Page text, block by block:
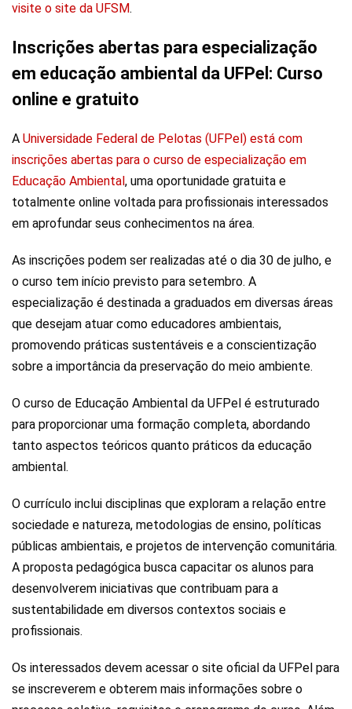
visite o site da UFSM.
Inscrições abertas para especialização
em educação ambiental da UFPel: Curso
online e gratuito
A Universidade Federal de Pelotas (UFPel) está com
inscrições abertas para o curso de especialização em
Educação Ambiental , uma oportunidade gratuita e
totalmente online voltada para profissionais interessados
em aprofundar seus conhecimentos na área.
As inscrições podem ser realizadas até o dia 30 de julho, e
o curso tem início previsto para setembro. A
especialização é destinada a graduados em diversas áreas
que desejam atuar como educadores ambientais,
promovendo práticas sustentáveis e a conscientização
sobre a importância da preservação do meio ambiente.
O curso de Educação Ambiental da UFPel é estruturado
para proporcionar uma formação completa, abordando
tanto aspectos teóricos quanto práticos da educação
ambiental.
O currículo inclui disciplinas que exploram a relação entre
sociedade e natureza, metodologias de ensino, políticas
públicas ambientais, e projetos de intervenção comunitária.
A proposta pedagógica busca capacitar os alunos para
desenvolverem iniciativas que contribuam para a
sustentabilidade em diversos contextos sociais e
profissionais.
Os interessados devem acessar o site oficial da UFPel para
se inscreverem e obterem mais informações sobre o